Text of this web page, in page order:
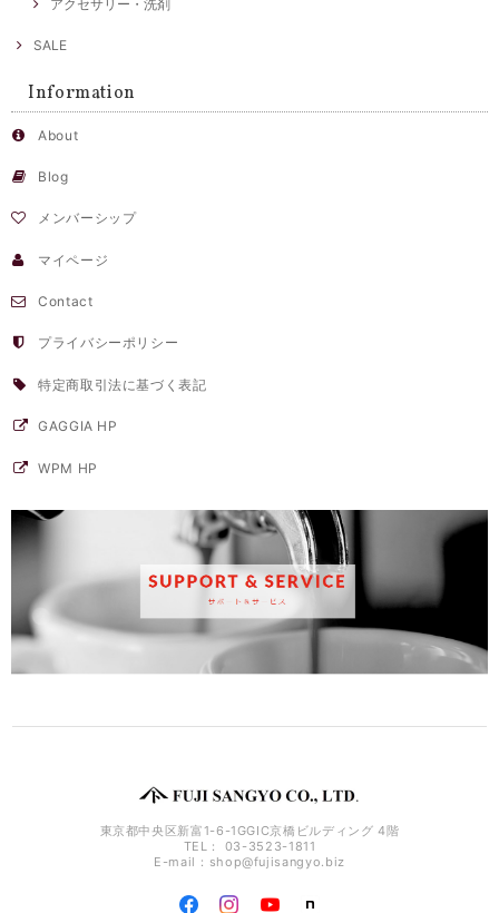
アクセサリー・洗剤
SALE
Information
About
Blog
メンバーシップ
マイページ
Contact
プライバシーポリシー
特定商取引法に基づく表記
GAGGIA HP
WPM HP
東京都中央区新富1-6-1GGIC京橋ビルディング 4階
TEL： 03-3523-1811
E-mail： shop@fujisangyo.biz